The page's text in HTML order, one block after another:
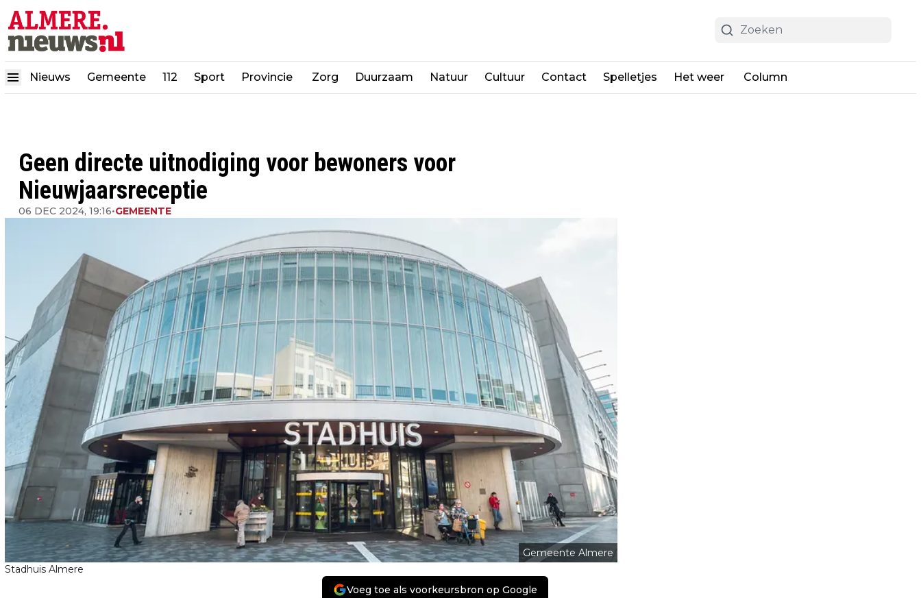
Nieuws Gemeente 112 Sport Provincie Zorg Duurzaam Natuur Cultuur Contact Spelletjes Het weer Column
Geen directe uitnodiging voor bewoners voor
Nieuwjaarsreceptie
06 DEC 2024, 19:16•GEMEENTE
Gemeente Almere
Stadhuis Almere
Voeg toe als voorkeursbron op Google